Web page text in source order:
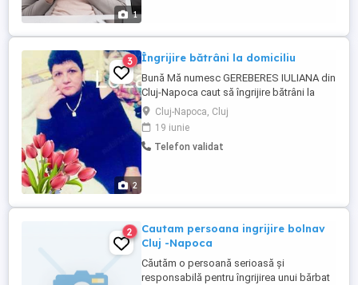
1
2
3 Îngrijire bătrâni la domiciliu
Bună Mă numesc GEREBERES IULIANA din
Cluj-Napoca caut să îngrijire bătrâni la
domiciliu sau la spital am experienta în
domeniul îngrijire bătrâni am lucrat în Italia
25 de ani caut la ore.
Cluj-Napoca, Cluj
19 iunie
Telefon validat
2
Cautam persoana ingrijire bolnav
Cluj -Napoca
Căutăm o persoană serioasă și
responsabilă pentru îngrijirea unui bărbat